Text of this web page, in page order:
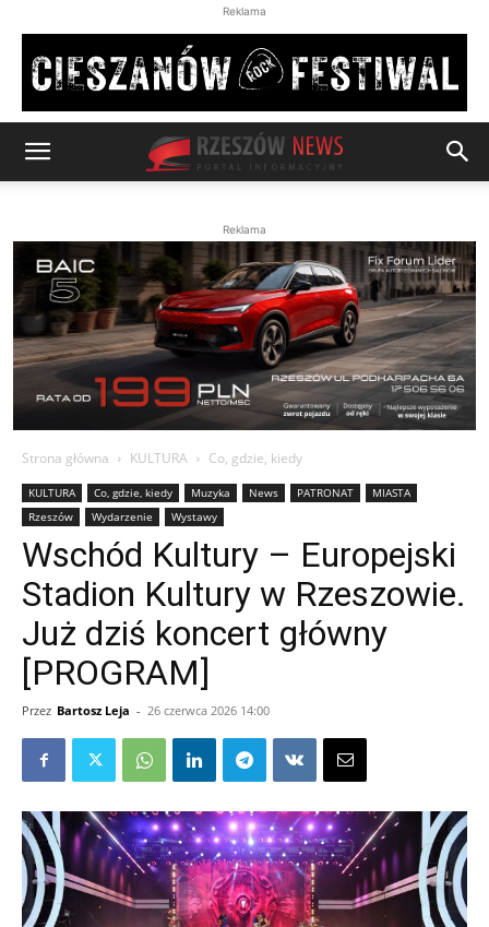
Reklama
Reklama
Strona główna KULTURA Co, gdzie, kiedy
KULTURA Co, gdzie, kiedy Muzyka News PATRONAT
MIASTA
Rzeszów
Wydarzenie Wystawy
Wschód Kultury – Europejski
Stadion Kultury w Rzeszowie.
Już dziś koncert główny
[PROGRAM]
Przez Bartosz Leja - 26 czerwca 2026 14:00